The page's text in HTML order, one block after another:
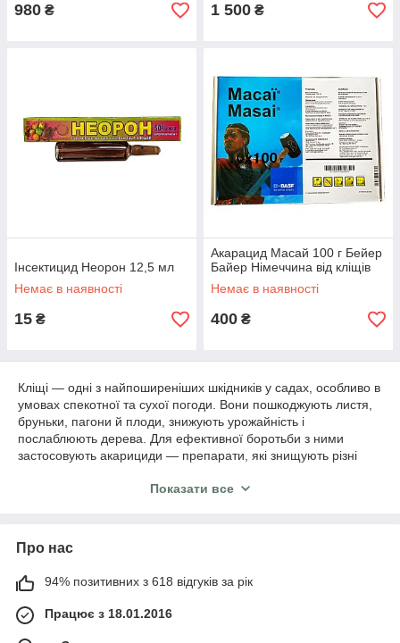
980 ₴ 1 500 ₴
Інсектицид Неорон 12,5 мл
Немає в наявності
15 ₴
Акарацид Масай 100 г Бейер
Байер Німеччина від кліщів
Немає в наявності
400 ₴
Кліщі — одні з найпоширеніших шкідників у садах, особливо в
умовах спекотної та сухої погоди. Вони пошкоджують листя,
бруньки, пагони й плоди, знижують урожайність і
послаблюють дерева. Для ефективної боротьби з ними
застосовують акарициди — препарати, які знищують різні
акарициди для саду з доставкою по всій Україні — як оптом,
ягідних кущів, винограду, полуниці та інших садових культур.
українських кліматичних умов.
Що таке акарициди і навіщо вони
Показати все
Про нас
94% позитивних з 618 відгуків за рік
Працює з 18.01.2016